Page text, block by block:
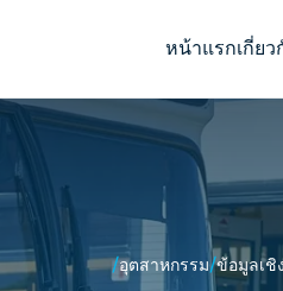
หน้าแรกเกี่ยว
/อุตสาหกรรม/ข้อมูลเชิ